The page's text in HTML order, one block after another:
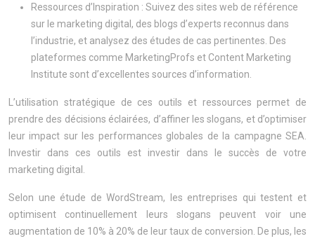
Ressources d’Inspiration : Suivez des sites web de référence
sur le marketing digital, des blogs d’experts reconnus dans
l’industrie, et analysez des études de cas pertinentes. Des
plateformes comme MarketingProfs et Content Marketing
Institute sont d’excellentes sources d’information.
L’utilisation stratégique de ces outils et ressources permet de
prendre des décisions éclairées, d’affiner les slogans, et d’optimiser
leur impact sur les performances globales de la campagne SEA.
Investir dans ces outils est investir dans le succès de votre
marketing digital.
Selon une étude de WordStream, les entreprises qui testent et
optimisent continuellement leurs slogans peuvent voir une
augmentation de 10% à 20% de leur taux de conversion. De plus, les